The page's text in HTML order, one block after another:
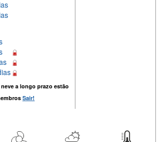
a longo prazo estão
Sair!